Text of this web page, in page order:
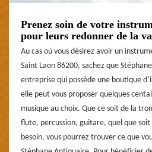
Prenez soin de votre
pour leurs redonner de la
Au cas où vous désirez avoir un
Saint Laon 86200, sachez que
entreprise qui possède une boutique
elle peut vous proposer quelques
musique au choix. Que ce soit de la
flute, percussion, guitare, quel que
besoin, vous pourrez trouver ce que